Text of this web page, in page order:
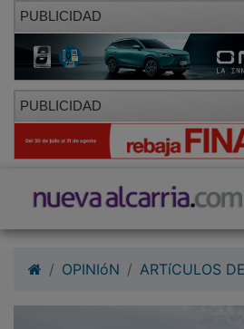
PUBLICIDAD
PUBLICIDAD